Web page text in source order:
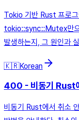
Tokio 기반 Rust 프로그
tokio::sync::Mutex만으
발생하는지, 그 원인과
🇰🇷Korean
400 - 비동기 Rust
비동기 Rust에서 취소